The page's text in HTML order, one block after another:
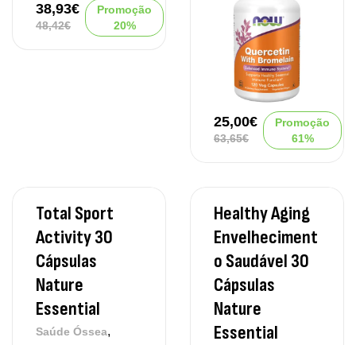
48,42€
38,93€
Promoção
20%
63,65€
25,00€
Promoção
61%
Total Sport
Activity 30
Cápsulas
Nature
Essential
Saúde Óssea,
Healthy Aging
Envelheciment
O Saudável 30
Cápsulas
Nature
Essential